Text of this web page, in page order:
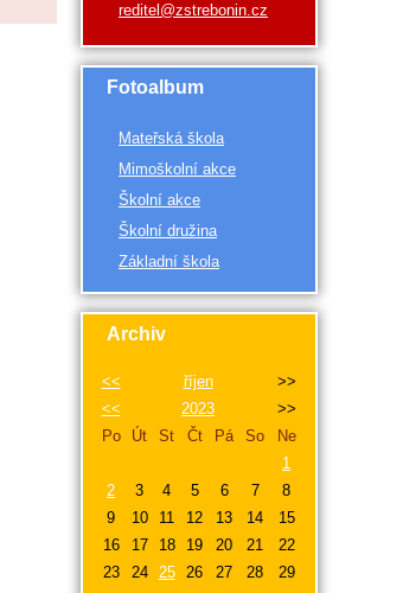
reditel@zstrebonin.cz
Fotoalbum
Mateřská škola
Mimoškolní akce
Školní akce
Školní družina
Základní škola
Archiv
<< říjen
>>
<<
2023
>>
Po
Út St Čt Pá So
Ne
1
2
3 4 5 6 7
8
9
10 11 12 13 14
15
16
17 18 19 20 21
22
23
24 25 26 27 28
29